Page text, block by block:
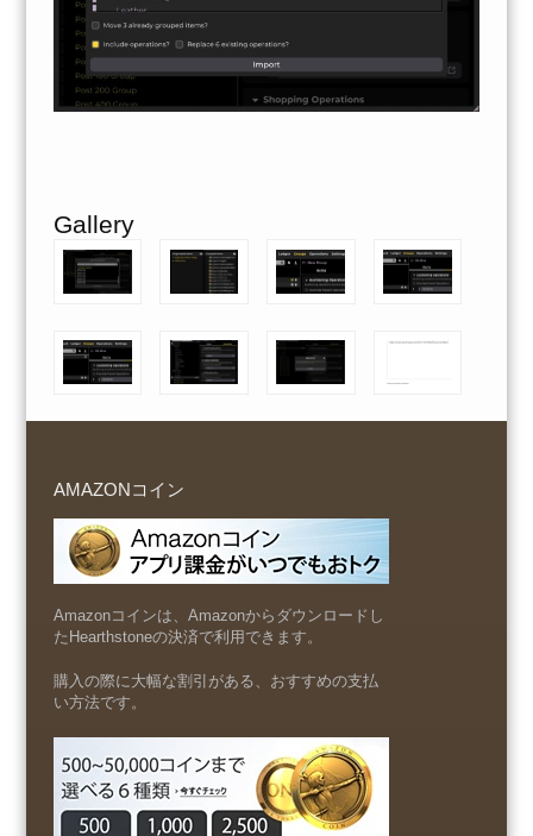
Gallery
AMAZONコイン
Amazonコインは、Amazonからダウンロードし
たHearthstoneの決済で利用できます。
購入の際に大幅な割引がある、おすすめの支払
い方法です。